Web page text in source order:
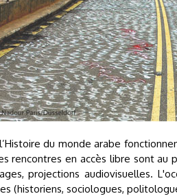
du monde arabe
rencontres en accès libre sont au
projections audiovisuelles.
(historiens, sociologues,